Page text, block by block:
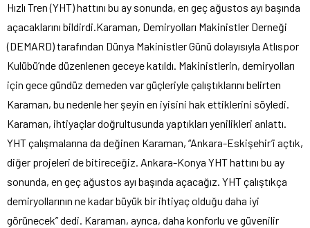
Hızlı Tren (YHT) hattını bu ay sonunda, en geç ağustos ayı başında
açacaklarını bildirdi.Karaman, Demiryolları Makinistler Derneği
(DEMARD) tarafından Dünya Makinistler Günü dolayısıyla Atlıspor
Kulübü’nde düzenlenen geceye katıldı. Makinistlerin, demiryolları
için gece gündüz demeden var güçleriyle çalıştıklarını belirten
Karaman, bu nedenle her şeyin en iyisini hak ettiklerini söyledi.
Karaman, ihtiyaçlar doğrultusunda yaptıkları yenilikleri anlattı.
YHT çalışmalarına da değinen Karaman, “Ankara-Eskişehir’i açtık,
diğer projeleri de bitireceğiz. Ankara-Konya YHT hattını bu ay
sonunda, en geç ağustos ayı başında açacağız. YHT çalıştıkça
demiryollarının ne kadar büyük bir ihtiyaç olduğu daha iyi
görünecek” dedi. Karaman, ayrıca, daha konforlu ve güvenilir